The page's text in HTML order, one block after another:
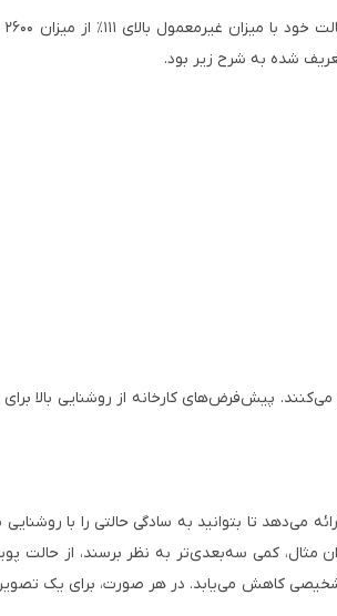
شده به شرح زیر بود.
پیش‌فرض‌های کارخانه از روشنایی بالا
تا بتوانید به سادگی حالتی را با
کمی سه‌بعدی‌تر به نظر برسند، از حالت